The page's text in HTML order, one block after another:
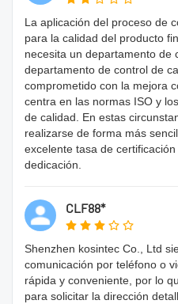
La aplicación del proceso de
para la calidad del producto
necesita un departamento de
departamento de control de
comprometido con la mejora
centra en las normas ISO y
de calidad. En estas
realizarse de forma más
excelente tasa de
dedicación.
CLF88*
Shenzhen kosintec Co., Ltd
comunicación por teléfono o
rápida y conveniente, por lo
para solicitar la dirección